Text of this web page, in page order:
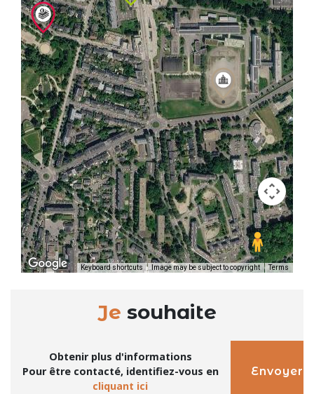
Keyboard shortcuts Image may be subject to copyright Terms
Je souhaite
Obtenir plus d'informations
Pour être contacté, identifiez-vous en
cliquant ici
Envoyer